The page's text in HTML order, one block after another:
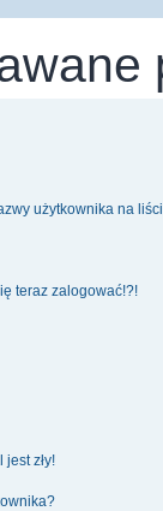
użytkownika na
teraz zalogować!?!
zły!